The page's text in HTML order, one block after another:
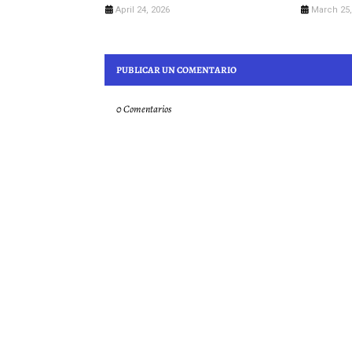
April 24, 2026 March
PUBLICAR UN COMENTARIO
0 Comentarios